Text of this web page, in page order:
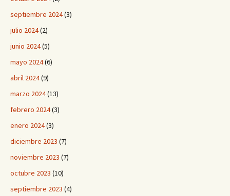
septiembre 2024(3)
julio 2024(2)
junio 2024(5)
mayo 2024(6)
abril 2024(9)
marzo 2024(13)
febrero 2024(3)
enero 2024(3)
diciembre 2023 (7)
noviembre 2023 (7)
octubre 2023 (10)
septiembre 2023 (4)